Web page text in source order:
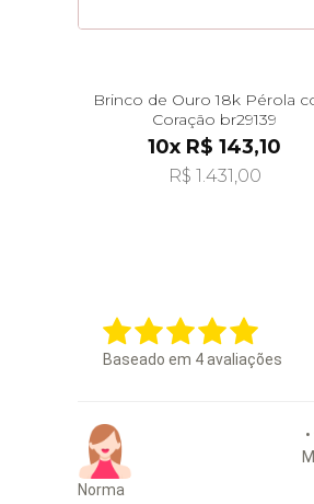
Brinco de Ouro 18k Pérola
Coração br29139
10x R$ 143,10
R$ 1.431,00
Baseado em 4avaliações
Norma
•